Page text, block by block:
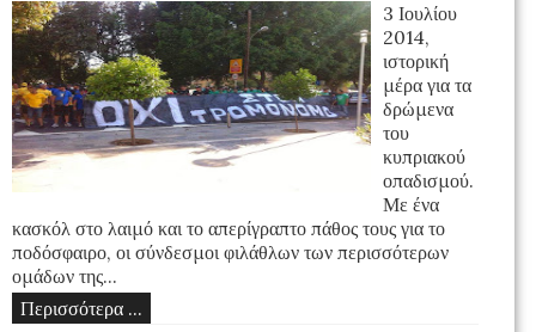
3 Ιουλίου
2014,
ιστορική
μέρα για τα
δρώμενα
του
κυπριακού
οπαδισμού.
Με ένα
κασκόλ στο λαιμό και το απερίγραπτο πάθος τους για το
ποδόσφαιρο, οι σύνδεσμοι φιλάθλων των περισσότερων
ομάδων της...
Περισσότερα ...